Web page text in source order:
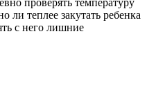
теплее закутать ребенка
с него лишние